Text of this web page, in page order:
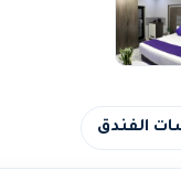
الفندق